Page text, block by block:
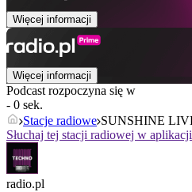
Więcej informacji
Więcej informacji
Podcast rozpoczyna się w
- 0 sek.
Stacje radiowe SUNSHINE
Słuchaj tej stacji radiowej w
radio.pl